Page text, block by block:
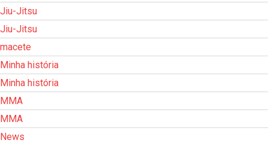
Jiu-Jitsu
Jiu-Jitsu
macete
Minha história
Minha história
MMA
MMA
News